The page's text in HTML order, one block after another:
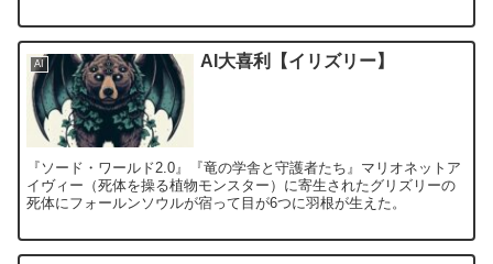
AI AI大喜利【イリズリー】
『ソード・ワールド2.0』『竜の学舎と守護者たち』マリオネットア
イヴィー（死体を操る植物モンスター）に寄生されたグリズリーの
死体にフォールンソウルが宿って目が6つに羽根が生えた。